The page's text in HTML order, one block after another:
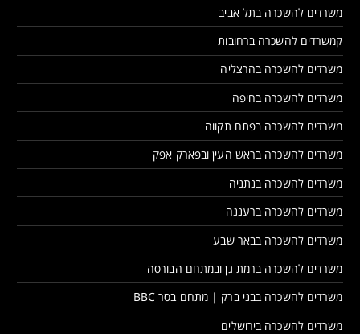
משרדים להשכרה בתל אביב
קמשרדים להשכרה ברחובות
משרדים להשכרה בהרצליה
משרדים להשכרה בחיפה
משרדים להשכרה בפתח תקווה
משרדים להשכרה בראש העין ובפארק אפק
משרדים להשכרה בנתניה
משרדים להשכרה ברעננה
משרדים להשכרה בבאר שבע
משרדים להשכרה ברמת גן ובמתחם הבורסה
משרדים להשכרה בבני ברק | מתחם בסר BBC
משרדים להשכרה בירושלים